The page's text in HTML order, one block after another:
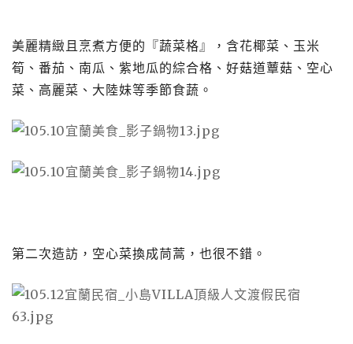
美麗精緻且烹煮方便的『蔬菜格』，含花椰菜、玉米
筍、番茄、南瓜、紫地瓜的綜合格、好菇道蕈菇、空心
菜、高麗菜、大陸妹等季節食蔬。
第二次造訪，空心菜換成茼蒿，也很不錯。